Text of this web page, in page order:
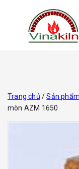
Trang chủ /Sản phẩm
mòn AZM 1650